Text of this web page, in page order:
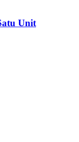
Unit